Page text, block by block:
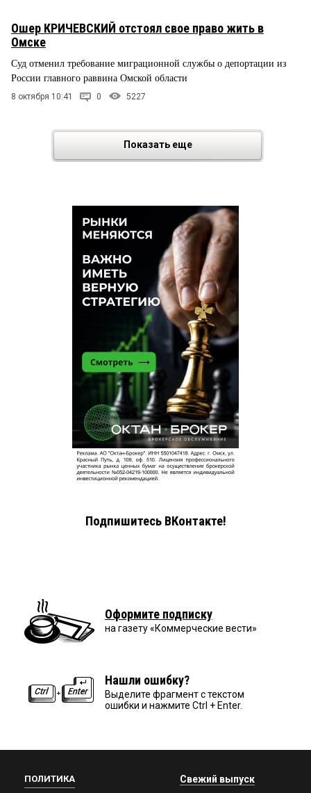
Ошер КРИЧЕВСКИЙ отстоял свое право жить в
Омске
Суд отменил требование миграционной службы о депортации из
России главного раввина Омской области
8 октября 10:41 0 5227
Показать еще
Подпишитесь ВКонтакте!
Оформите подписку
на газету «Коммерческие вести»
Нашли ошибку?
Выделите фрагмент с текстом
ошибки и нажмите Ctrl + Enter.
ПОЛИТИКА Свежий выпуск